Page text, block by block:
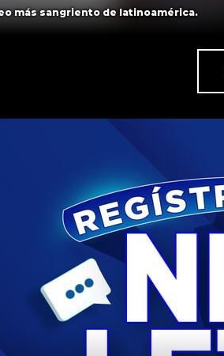
más sangriento de latinoamérica.